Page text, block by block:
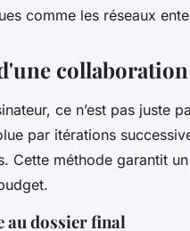
comme les réseaux
ce n’est pas juste
par itérations
Cette méthode garantit
au dossier final